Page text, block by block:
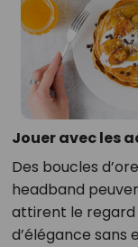
Jouer avec les
Des boucles
headband
attirent le regard
d’élégance sans